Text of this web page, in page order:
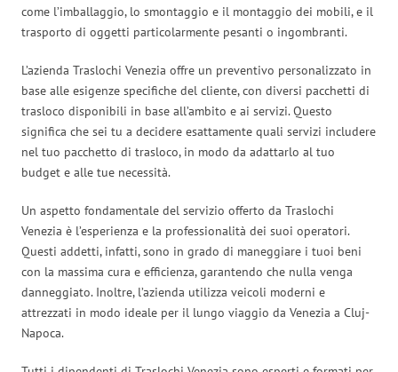
come l’imballaggio, lo smontaggio e il montaggio dei mobili, e il
trasporto di oggetti particolarmente pesanti o ingombranti.
L’azienda Traslochi Venezia offre un preventivo personalizzato in
base alle esigenze specifiche del cliente, con diversi pacchetti di
trasloco disponibili in base all’ambito e ai servizi. Questo
significa che sei tu a decidere esattamente quali servizi includere
nel tuo pacchetto di trasloco, in modo da adattarlo al tuo
budget e alle tue necessità.
Un aspetto fondamentale del servizio offerto da Traslochi
Venezia è l’esperienza e la professionalità dei suoi operatori.
Questi addetti, infatti, sono in grado di maneggiare i tuoi beni
con la massima cura e efficienza, garantendo che nulla venga
danneggiato. Inoltre, l’azienda utilizza veicoli moderni e
attrezzati in modo ideale per il lungo viaggio da Venezia a Cluj-
Napoca.